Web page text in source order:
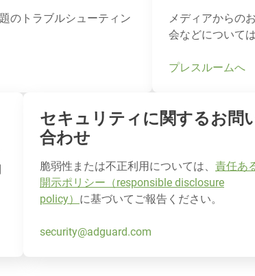
のトラブルシューティン
メディアからの
会などについて
プレスルームへ
セキュリティに関するお問
合わせ
脆弱性または不正利用については、 責任あ
開示ポリシー（responsible disclosure
policy） に基づいてご報告ください。
security@adguard.com